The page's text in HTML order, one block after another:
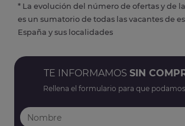
* La evolución del número de ofertas y de
es un sumatorio de todas las vacantes de
España y sus localidades
TE INFORMAMOS SIN
Rellena el formulario para que